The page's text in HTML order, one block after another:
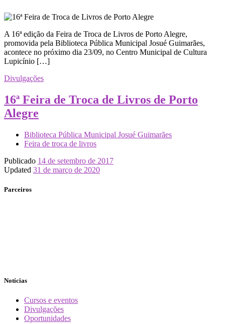
A 16ª edição da Feira de Troca de Livros de Porto Alegre,
promovida pela Biblioteca Pública Municipal Josué Guimarães,
acontece no próximo dia 23/09, no Centro Municipal de Cultura
Lupicínio […]
Divulgações
16ª Feira de Troca de Livros de Porto
Alegre
Biblioteca Pública Municipal Josué Guimarães
Feira de troca de livros
Publicado 14 de setembro de 2017
Updated 31 de março de 2020
Parceiros
Notícias
Cursos e eventos
Divulgações
Oportunidades